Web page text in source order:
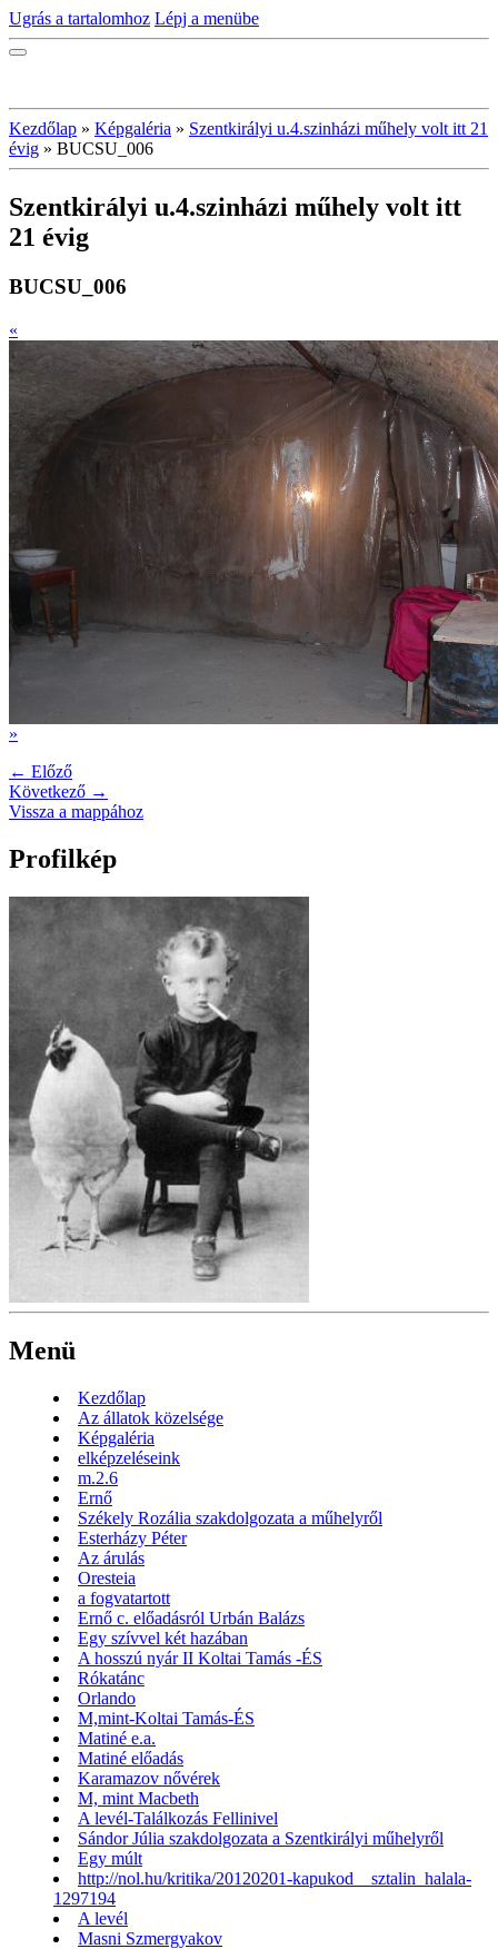
Ugrás a tartalomhoz Lépj a menübe
Kezdőlap » Képgaléria » Szentkirályi u.4.szinházi műhely volt itt 21
évig » BUCSU_006
Szentkirályi u.4.szinházi műhely volt itt
21 évig
BUCSU_006
«
»
← Előző
Következő →
Vissza a mappához
Profilkép
Menü
Kezdőlap
Az állatok közelsége
Képgaléria
elképzeléseink
m.2.6
Ernő
Székely Rozália szakdolgozata a műhelyről
Esterházy Péter
Az árulás
Oresteia
a fogvatartott
Ernő c. előadásról Urbán Balázs
Egy szívvel két hazában
A hosszú nyár II Koltai Tamás -ÉS
Rókatánc
Orlando
M,mint-Koltai Tamás-ÉS
Matiné e.a.
Matiné előadás
Karamazov nővérek
M, mint Macbeth
A levél-Találkozás Fellinivel
Sándor Júlia szakdolgozata a Szentkirályi műhelyről
Egy múlt
http://nol.hu/kritika/20120201-kapukod__sztalin_halala-
1297194
A levél
Masni Szmergyakov